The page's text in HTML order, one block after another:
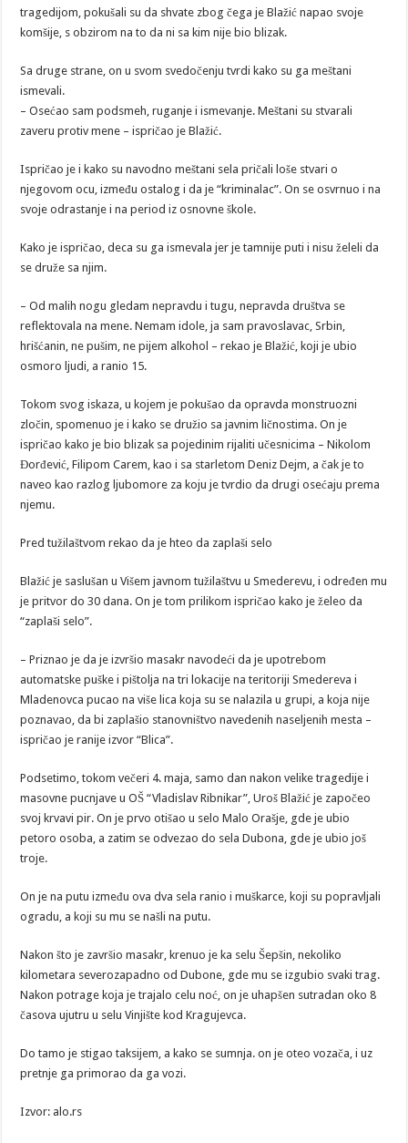
tragedijom, pokušali su da shvate zbog čega je Blažić napao svoje
komšije, s obzirom na to da ni sa kim nije bio blizak.
Sa druge strane, on u svom svedočenju tvrdi kako su ga meštani
ismevali.
– Osećao sam podsmeh, ruganje i ismevanje. Meštani su stvarali
zaveru protiv mene – ispričao je Blažić.
Ispričao je i kako su navodno meštani sela pričali loše stvari o
njegovom ocu, između ostalog i da je “kriminalac”. On se osvrnuo i na
svoje odrastanje i na period iz osnovne škole.
Kako je ispričao, deca su ga ismevala jer je tamnije puti i nisu želeli da
se druže sa njim.
– Od malih nogu gledam nepravdu i tugu, nepravda društva se
reflektovala na mene. Nemam idole, ja sam pravoslavac, Srbin,
hrišćanin, ne pušim, ne pijem alkohol – rekao je Blažić, koji je ubio
osmoro ljudi, a ranio 15.
Tokom svog iskaza, u kojem je pokušao da opravda monstruozni
zločin, spomenuo je i kako se družio sa javnim ličnostima. On je
ispričao kako je bio blizak sa pojedinim rijaliti učesnicima – Nikolom
Đorđević, Filipom Carem, kao i sa starletom Deniz Dejm, a čak je to
naveo kao razlog ljubomore za koju je tvrdio da drugi osećaju prema
njemu.
Pred tužilaštvom rekao da je hteo da zaplaši selo
Blažić je saslušan u Višem javnom tužilaštvu u Smederevu, i određen mu
je pritvor do 30 dana. On je tom prilikom ispričao kako je želeo da
“zaplaši selo”.
– Priznao je da je izvršio masakr navodeći da je upotrebom
automatske puške i pištolja na tri lokacije na teritoriji Smedereva i
Mladenovca pucao na više lica koja su se nalazila u grupi, a koja nije
poznavao, da bi zaplašio stanovništvo navedenih naseljenih mesta –
ispričao je ranije izvor “Blica”.
Podsetimo, tokom večeri 4. maja, samo dan nakon velike tragedije i
masovne pucnjave u OŠ “Vladislav Ribnikar”, Uroš Blažić je započeo
svoj krvavi pir. On je prvo otišao u selo Malo Orašje, gde je ubio
petoro osoba, a zatim se odvezao do sela Dubona, gde je ubio još
troje.
On je na putu između ova dva sela ranio i muškarce, koji su popravljali
ogradu, a koji su mu se našli na putu.
Nakon što je završio masakr, krenuo je ka selu Šepšin, nekoliko
kilometara severozapadno od Dubone, gde mu se izgubio svaki trag.
Nakon potrage koja je trajalo celu noć, on je uhapšen sutradan oko 8
časova ujutru u selu Vinjište kod Kragujevca.
Do tamo je stigao taksijem, a kako se sumnja. on je oteo vozača, i uz
pretnje ga primorao da ga vozi.
Izvor: alo.rs